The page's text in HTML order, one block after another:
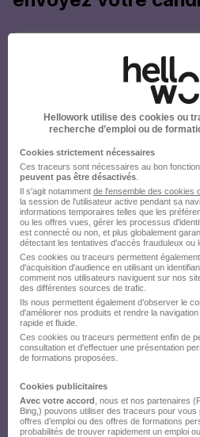
Hellowork utilise des cookies ou
recherche d’emploi ou de
Cookies strictement nécessaires
Ces traceurs sont nécessaires au bon
peuvent pas être désactivés
Il s'agit notamment de l'ensemble des cookies
la session de l'utilisateur active pendant sa
informations temporaires telles que les
ou les offres vues, gérer les processus
est connecté ou non, et plus globalement
détectant les tentatives d'accès frauduleux ou
Ces cookies ou traceurs permettent
d'acquisition d'audience en utilisant un
comment nos utilisateurs naviguent sur nos
des différentes sources de trafic.
Ils nous permettent également d’observer le
d'améliorer nos produits et rendre la
rapide et fluide.
Ces cookies ou traceurs permettent enfin de
consultation et d'effectuer une présentation
de formations proposées.
Cookies publicitaires
Avec votre accord , nous et nos partenaires
Bing,) pouvons utiliser des traceurs pour
offres d’emploi ou des offres de formations
probabilités de trouver rapidement un emploi